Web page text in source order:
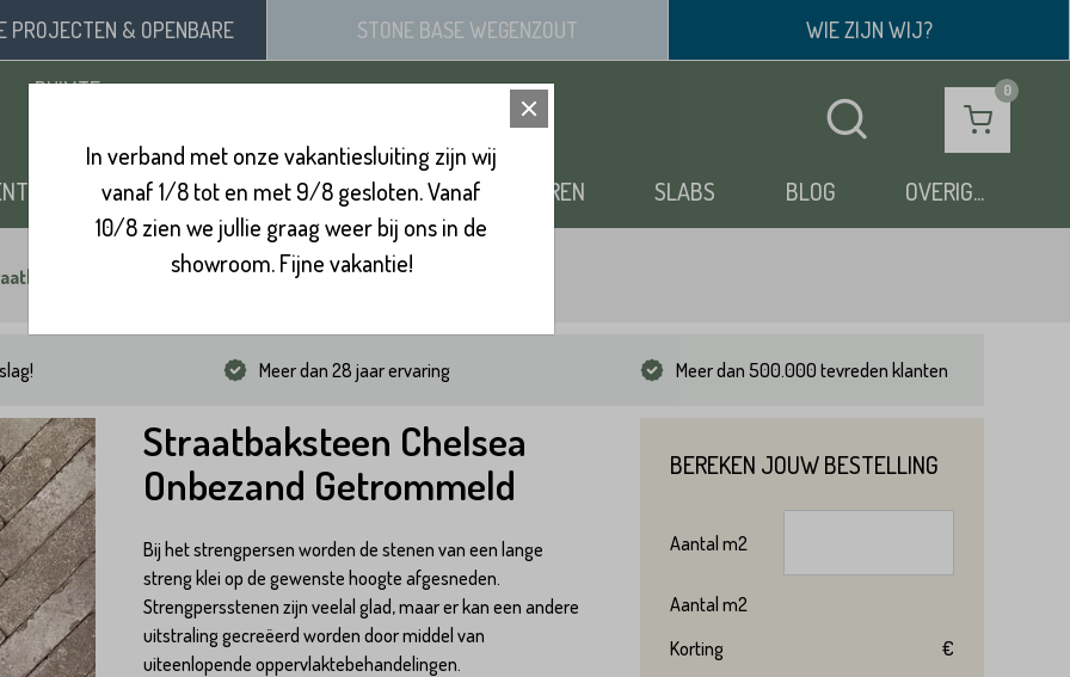
PROJECTEN & OPENBARE
RUIMTE
STONE BASE WEGENZOUT WIE ZIJN WIJ?
ZAND, SIERGRIND & SPLIT BINNENVLOEREN SLABS BLOG OVERIG...
Chelsea Onbezand Getrommeld
Meer dan 28 jaar ervaring Meer dan 500.000 tevreden klanten
Straatbaksteen Chelsea
Onbezand Getrommeld
Bij het strengpersen worden de stenen van een lange
streng klei op de gewenste hoogte afgesneden.
Strengpersstenen zijn veelal glad, maar er kan een andere
uitstraling gecreëerd worden door middel van
uiteenlopende oppervlaktebehandelingen.
BEREKEN JOUW BESTELLING
Aantal m2
Aantal m2
Korting
€
In verband met onze vakantiesluiting zijn wij
vanaf 1/8 tot en met 9/8 gesloten. Vanaf
10/8 zien we jullie graag weer bij ons in de
showroom. Fijne vakantie!